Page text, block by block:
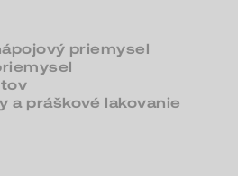
priemysel
a práškové lakovanie